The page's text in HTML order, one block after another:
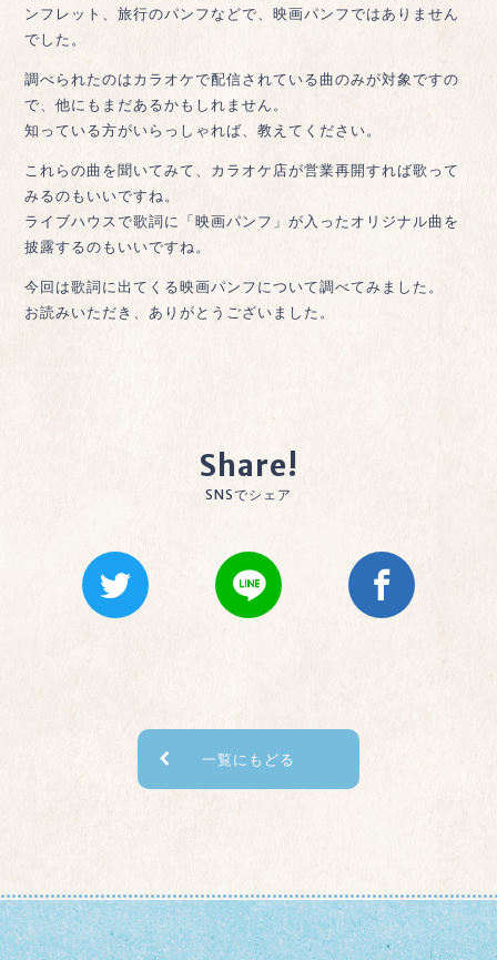
ンフレット、旅行のパンフなどで、映画パンフではありません
でした。
調べられたのはカラオケで配信されている曲のみが対象ですの
で、他にもまだあるかもしれません。
知っている方がいらっしゃれば、教えてください。
これらの曲を聞いてみて、カラオケ店が営業再開すれば歌って
みるのもいいですね。
ライブハウスで歌詞に「映画パンフ」が入ったオリジナル曲を
披露するのもいいですね。
今回は歌詞に出てくる映画パンフについて調べてみました。
お読みいただき、ありがとうございました。
Share!
SNSでシェア
一覧にもどる